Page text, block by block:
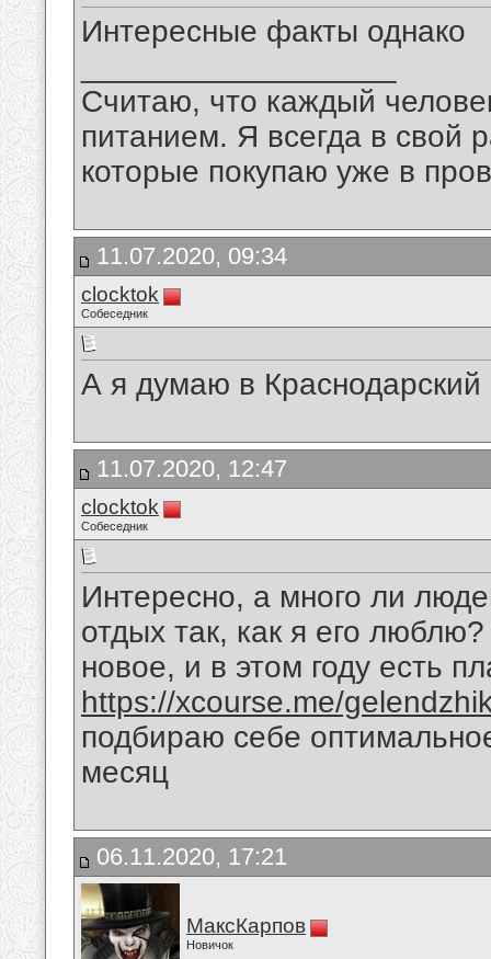
Интересные факты однако
Считаю, что каждый
питанием. Я всегда в свой
которые покупаю уже в
11.07.2020, 09:34
clocktok
Собеседник
А я думаю в Краснодарский
11.07.2020, 12:47
clocktok
Собеседник
Интересно, а много ли
отдых так, как я его
новое, и в этом году есть
https://xcourse.me/
подбираю себе
месяц
06.11.2020, 17:21
МаксКарпов
Новичок